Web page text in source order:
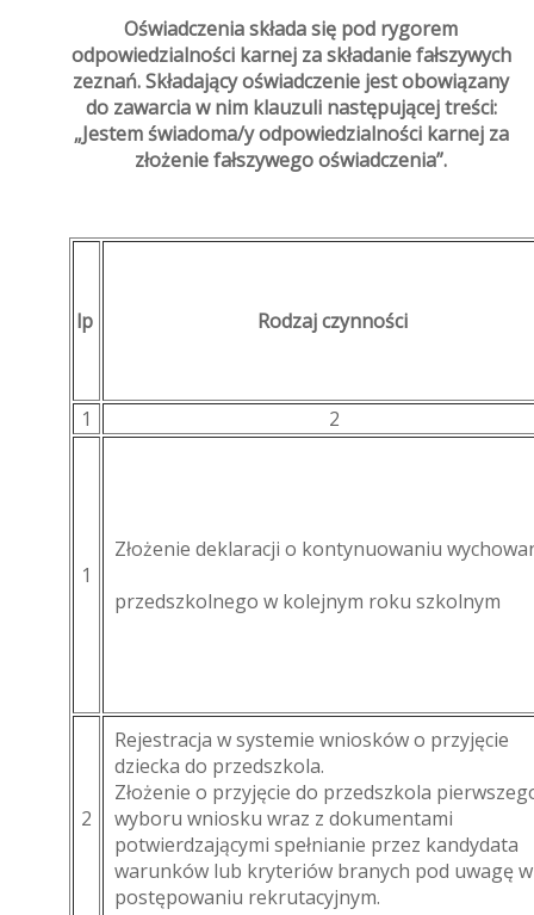
Oświadczenia składa się pod rygorem
odpowiedzialności karnej za składanie fałszywych
zeznań. Składający oświadczenie jest obowiązany
do zawarcia w nim klauzuli następującej treści:
„Jestem świadoma/y odpowiedzialności karnej za
złożenie fałszywego oświadczenia”.
lp Rodzaj czynności
1 2
1
Złożenie deklaracji o kontynuowaniu
przedszkolnego w kolejnym roku szkolnym
2
Rejestracja w systemie wniosków o przyjęcie
dziecka do przedszkola.
Złożenie o przyjęcie do przedszkola
wyboru wniosku wraz z dokumentami
potwierdzającymi spełnianie przez kandydata
warunków lub kryteriów branych pod uwagę w
postępowaniu rekrutacyjnym.